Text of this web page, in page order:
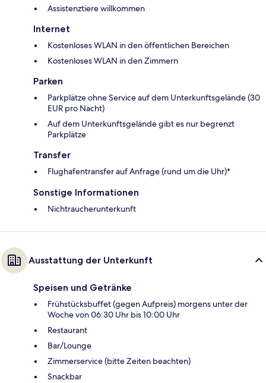
Assistenztiere willkommen
Internet
Kostenloses WLAN in den öffentlichen Bereichen
Kostenloses WLAN in den Zimmern
Parken
Parkplätze ohne Service auf dem Unterkunftsgelände (30
EUR pro Nacht)
Auf dem Unterkunftsgelände gibt es nur begrenzt
Parkplätze
Transfer
Flughafentransfer auf Anfrage (rund um die Uhr)*
Sonstige Informationen
Nichtraucherunterkunft
Ausstattung der Unterkunft
Speisen und Getränke
Frühstücksbuffet (gegen Aufpreis) morgens unter der
Woche von 06:30 Uhr bis 10:00 Uhr
Restaurant
Bar/Lounge
Zimmerservice (bitte Zeiten beachten)
Snackbar